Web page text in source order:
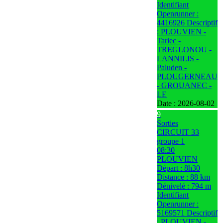
Identifiant
Openrunner :
4416926 Descriptif
: PLOUVIEN -
Tariec -
TREGLONOU -
LANNILIS -
Paluden -
PLOUGERNEAU
- GROUANEC -
LE
Date : 2026-08-02
9
Sorties
CIRCUIT 33
groupe 1
08:30
PLOUVIEN
Départ : 8h30
Distance : 88 km
Dénivelé : 794 m
Identifiant
Openrunner :
5169571 Descriptif